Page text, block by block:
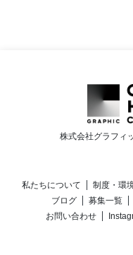
株式会社グラフィ
私たちについて 制度・環
ブログ
募集一覧
お問い合わせ